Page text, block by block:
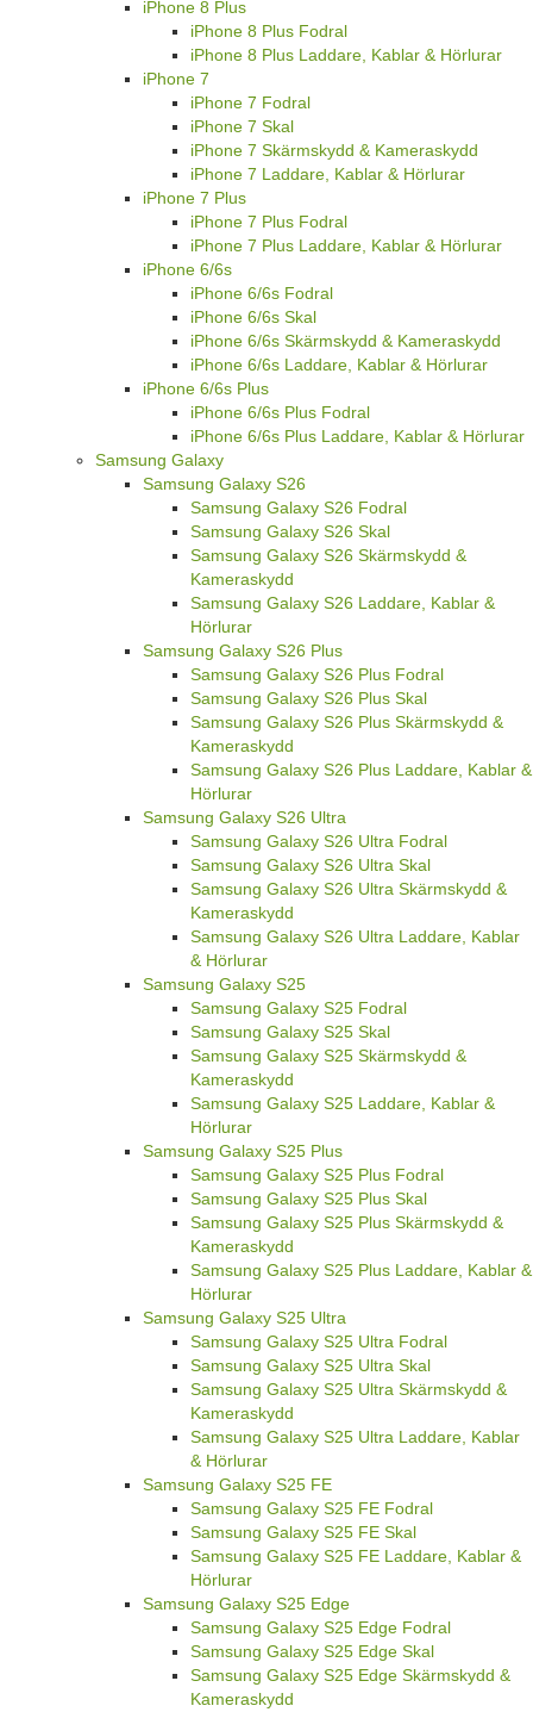
iPhone 8 Plus
iPhone 8 Plus Fodral
iPhone 8 Plus Laddare, Kablar & Hörlurar
iPhone 7
iPhone 7 Fodral
iPhone 7 Skal
iPhone 7 Skärmskydd & Kameraskydd
iPhone 7 Laddare, Kablar & Hörlurar
iPhone 7 Plus
iPhone 7 Plus Fodral
iPhone 7 Plus Laddare, Kablar & Hörlurar
iPhone 6/6s
iPhone 6/6s Fodral
iPhone 6/6s Skal
iPhone 6/6s Skärmskydd & Kameraskydd
iPhone 6/6s Laddare, Kablar & Hörlurar
iPhone 6/6s Plus
iPhone 6/6s Plus Fodral
iPhone 6/6s Plus Laddare, Kablar & Hörlurar
Samsung Galaxy
Samsung Galaxy S26
Samsung Galaxy S26 Fodral
Samsung Galaxy S26 Skal
Samsung Galaxy S26 Skärmskydd &
Kameraskydd
Samsung Galaxy S26 Laddare, Kablar &
Hörlurar
Samsung Galaxy S26 Plus
Samsung Galaxy S26 Plus Fodral
Samsung Galaxy S26 Plus Skal
Samsung Galaxy S26 Plus Skärmskydd &
Kameraskydd
Samsung Galaxy S26 Plus Laddare, Kablar &
Hörlurar
Samsung Galaxy S26 Ultra
Samsung Galaxy S26 Ultra Fodral
Samsung Galaxy S26 Ultra Skal
Samsung Galaxy S26 Ultra Skärmskydd &
Kameraskydd
Samsung Galaxy S26 Ultra Laddare, Kablar
& Hörlurar
Samsung Galaxy S25
Samsung Galaxy S25 Fodral
Samsung Galaxy S25 Skal
Samsung Galaxy S25 Skärmskydd &
Kameraskydd
Samsung Galaxy S25 Laddare, Kablar &
Hörlurar
Samsung Galaxy S25 Plus
Samsung Galaxy S25 Plus Fodral
Samsung Galaxy S25 Plus Skal
Samsung Galaxy S25 Plus Skärmskydd &
Kameraskydd
Samsung Galaxy S25 Plus Laddare, Kablar &
Hörlurar
Samsung Galaxy S25 Ultra
Samsung Galaxy S25 Ultra Fodral
Samsung Galaxy S25 Ultra Skal
Samsung Galaxy S25 Ultra Skärmskydd &
Kameraskydd
Samsung Galaxy S25 Ultra Laddare, Kablar
& Hörlurar
Samsung Galaxy S25 FE
Samsung Galaxy S25 FE Fodral
Samsung Galaxy S25 FE Skal
Samsung Galaxy S25 FE Laddare, Kablar &
Hörlurar
Samsung Galaxy S25 Edge
Samsung Galaxy S25 Edge Fodral
Samsung Galaxy S25 Edge Skal
Samsung Galaxy S25 Edge Skärmskydd &
Kameraskydd